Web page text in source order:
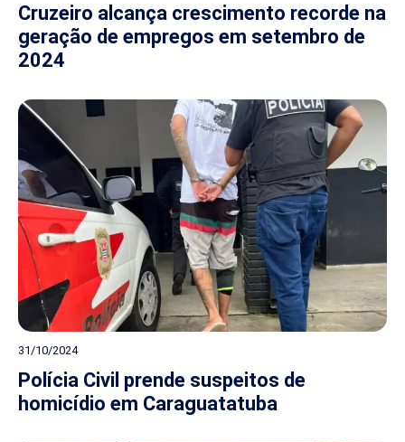
Cruzeiro alcança crescimento recorde na
geração de empregos em setembro de
2024
31/10/2024
Polícia Civil prende suspeitos de
homicídio em Caraguatatuba